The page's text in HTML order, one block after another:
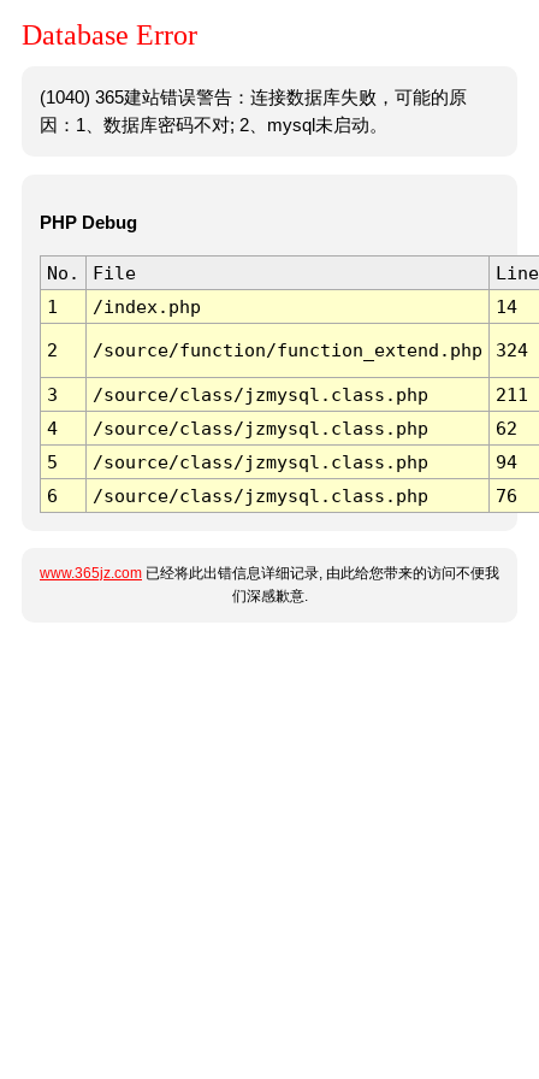
Database Error
(1040) 365建站错误警告：连接数据库失败，可能的原
因：1、数据库密码不对; 2、mysql未启动。
PHP Debug
No. File
Line
1
/index.php 14
2 /source/function/function_extend.php 324
3 /source/class/jzmysql.class.php
211
4
/source/class/jzmysql.class.php
62
5
/source/class/jzmysql.class.php
94
6
/source/class/jzmysql.class.php 76
www.365jz.com 已经将此出错信息详细记录, 由此给您带来的访问不便我
们深感歉意.